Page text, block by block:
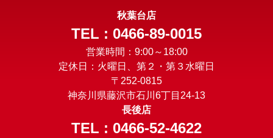
秋葉台店
TEL : 0466-89-0015
営業時間：9:00～18:00
定休日：火曜日、第２・第３水曜日
〒252-0815
神奈川県藤沢市石川6丁目24-13
長後店
TEL : 0466-52-4622